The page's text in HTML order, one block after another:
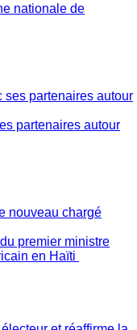
nationale de
partenaires autour
premier ministre
en Haïti